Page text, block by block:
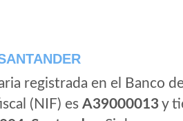
registrada en el Banco
(NIF) es A39000013y